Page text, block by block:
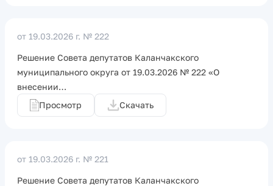
от 19.03.2026 г. № 222
Решение Совета депутатов Каланчакского
муниципального округа от 19.03.2026 № 222 «О
внесении…
Просмотр
Скачать
от 19.03.2026 г. № 221
Решение Совета депутатов Каланчакского